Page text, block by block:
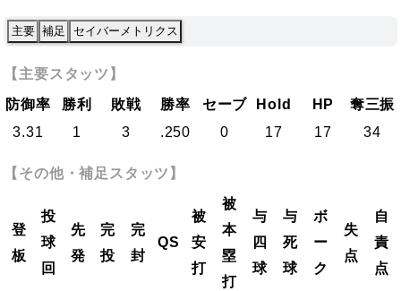
主要 補足 セイバーメトリクス
【主要スタッツ】
防御率
勝利 敗戦 勝率 セーブ Hold HP
奪三振
3.31
1 3 .250 0 17 17 34
【その他・補足スタッツ】
登
板
投
球
回
先
発
完
投
完
封
QS
被
安
打
被
本
塁
打
与
四
球
与
死
球
ボ
ー
ク
失
点
自
責
点